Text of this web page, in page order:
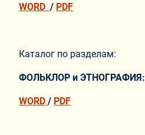
WORD / PDF
Каталог по разделам:
ФОЛЬКЛОР и ЭТНОГРАФИЯ:
WORD / PDF